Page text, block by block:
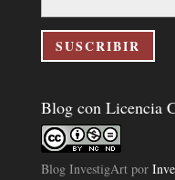
correo
electrónico
SUSCRIBIR
Blog con Licencia
Blog InvestigArtpor